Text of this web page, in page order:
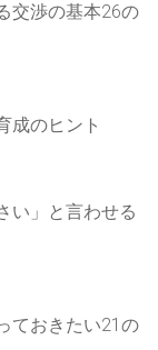
交渉の基本26の
成のヒント
い」と言わせる
ておきたい21の